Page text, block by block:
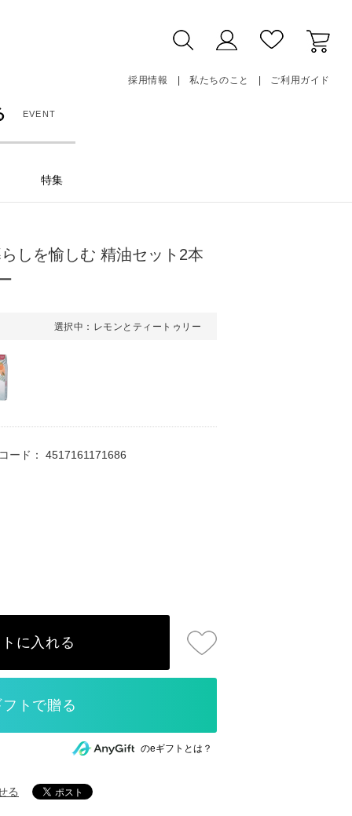
採用情報 私たちのこと ご利用ガイド
EVENT
特集
しを愉しむ 精油セット2本
選択中：レモンとティートゥリー
ード： 4517161171686
に入れる
のeギフトとは？
る